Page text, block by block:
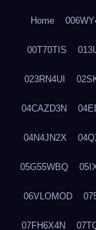
Home
00T70TIS
023RN4UI
04CAZD3N
04N4JN2X
05G55WBQ
06VLOMOD
07FH6X4N